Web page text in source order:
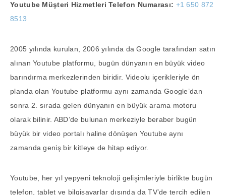
Youtube Müşteri Hizmetleri Telefon Numarası: +1 650 872
8513
2005 yılında kurulan, 2006 yılında da Google tarafından satın
alınan Youtube platformu, bugün dünyanın en büyük video
barındırma merkezlerinden biridir. Videolu içerikleriyle ön
planda olan Youtube platformu aynı zamanda Google’dan
sonra 2. sırada gelen dünyanın en büyük arama motoru
olarak bilinir. ABD’de bulunan merkeziyle beraber bugün
büyük bir video portalı haline dönüşen Youtube aynı
zamanda geniş bir kitleye de hitap ediyor.
Youtube, her yıl yepyeni teknoloji gelişimleriyle birlikte bugün
telefon, tablet ve bilgisayarlar dışında da TV’de tercih edilen